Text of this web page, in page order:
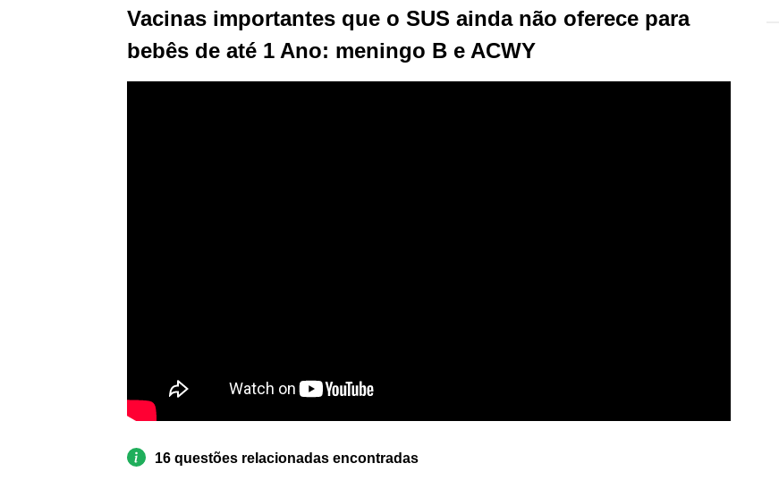
Vacinas importantes que o SUS ainda não oferece para
bebês de até 1 Ano: meningo B e ACWY
16 questões relacionadas encontradas